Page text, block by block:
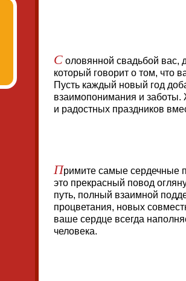
С оловянной свадьбой вас,
который говорит о том, что
Пусть каждый новый год
взаимопонимания и
и радостных праздников
Примите самые сердечные
это прекрасный повод
путь, полный взаимной
процветания, новых
ваше сердце всегда
человека.